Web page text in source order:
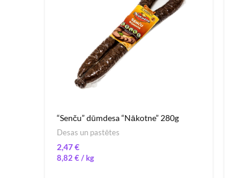
“Senču” dūmdesa “Nākotne” 280g
Desas un pastētes
€
8,82 €/